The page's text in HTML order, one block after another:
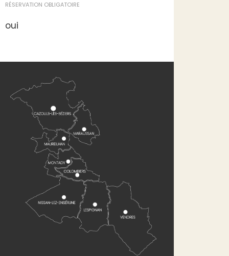
RÉSERVATION OBLIGATOIRE
oui